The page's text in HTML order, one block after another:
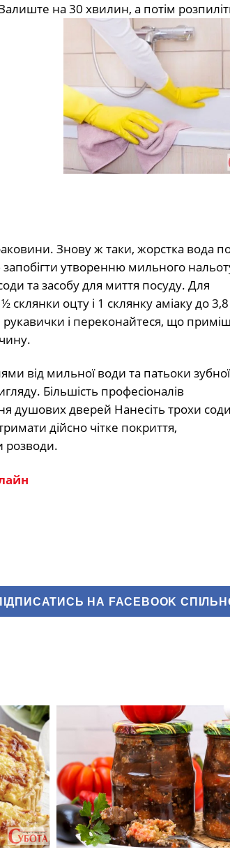
на 30 хвилин, а потім
Знову ж таки, жорстка вода
утворенню мильного
та засобу для миття посуду. Для
склянки оцту і 1 склянку аміаку до 3,8
рукавички і переконайтеся, що
від мильної води та патьоки
Більшість професіоналів
душових дверей Нанесіть трохи соди
дійсно чітке покриття,
розводи.
НА FACEBOOK